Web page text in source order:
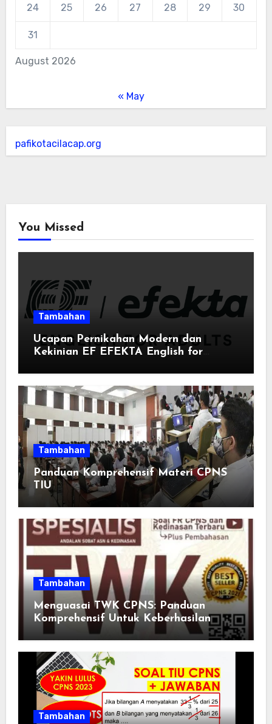
August 2026
24 25 26 27 28 29 30
31
« May
pafikotacilacap.org
You Missed
Tambahan
Ucapan Pernikahan Modern dan
Kekinian EF EFEKTA English for
Tambahan
Panduan Komprehensif Materi CPNS
TIU
Tambahan
Menguasai TWK CPNS: Panduan
Komprehensif Untuk Keberhasilan
Tambahan